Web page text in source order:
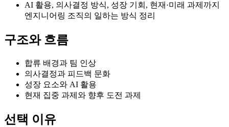
AI 활용, 의사결정 방식, 성장 기회, 현재·미래 과제까지
엔지니어링 조직의 일하는 방식 정리
구조와 흐름
합류 배경과 팀 인상
의사결정과 피드백 문화
성장 요소와 AI 활용
현재 집중 과제와 향후 도전 과제
선택 이유